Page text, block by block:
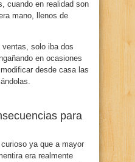
cuando en realidad son
mano, llenos de
solo iba dos
en ocasiones
desde casa las
para
ya que a mayor
era realmente